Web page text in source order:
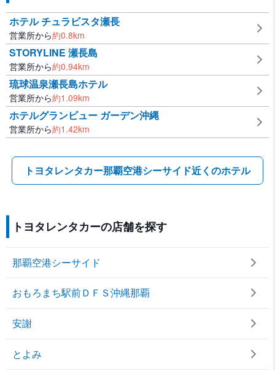
ホテル チュラビスタ瀬長
営業所から約0.8km
STORYLINE 瀬長島
営業所から約0.94km
琉球温泉瀬長島ホテル
営業所から約1.09km
ホテルグランビュー ガーデン沖縄
営業所から約1.42km
トヨタレンタカー那覇空港シーサイド近くのホテル
トヨタレンタカーの店舗を探す
那覇空港シーサイド
おもろまち駅前ＤＦＳ沖縄那覇
安謝
とよみ